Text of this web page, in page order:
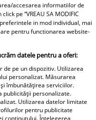
cancer la sân. Am
în metastază”.
Pușcău, mesaj
de pe patul
accesarea informatiilor de
pe “VREAU SA MODIFIC
preferintele in mod individual, mai
pentru functionarea website-
datele pentru a oferi:
de pe un dispozitiv. Utilizarea
personalizat. Măsurarea
îmbunătățirea serviciilor.
publicității personalizate.
Utilizarea datelor limitate
pentru publicitate